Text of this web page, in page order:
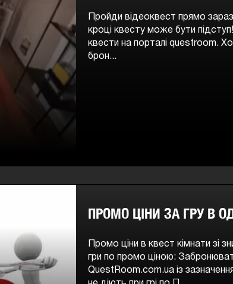
Пройди відеоквест прямо
кроці квесту може бути
квести на порталі questroom.
брон...
ПРОМО ЦІНИ ЗА ГРУ В
Промо ціни в квест кімнати зі
гри по промо ціною:
QuestRoom.com.ua із